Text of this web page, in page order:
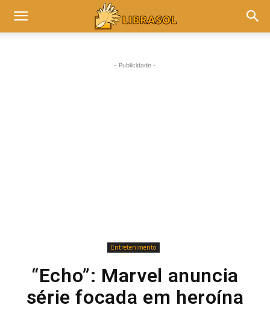
- Publicidade -
Entretenimento
“Echo”: Marvel anuncia
série focada em heroína